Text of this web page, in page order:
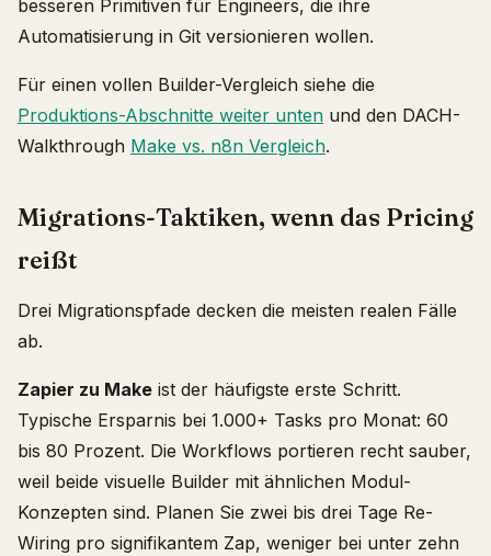
besseren Primitiven für Engineers, die ihre
Automatisierung in Git versionieren wollen.
Für einen vollen Builder-Vergleich siehe die
Produktions-Abschnitte weiter unten und den DACH-
Walkthrough Make vs. n8n Vergleich.
Migrations-Taktiken, wenn das Pricing
reißt
Drei Migrationspfade decken die meisten realen Fälle
ab.
Zapier zu Make ist der häufigste erste Schritt.
Typische Ersparnis bei 1.000+ Tasks pro Monat: 60
bis 80 Prozent. Die Workflows portieren recht sauber,
weil beide visuelle Builder mit ähnlichen Modul-
Konzepten sind. Planen Sie zwei bis drei Tage Re-
Wiring pro signifikantem Zap, weniger bei unter zehn